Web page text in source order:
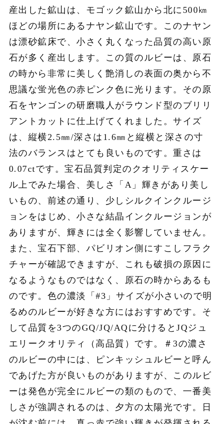
産出した鉱山は、モゴック鉱山から北に500㎞
ほどの場所にあるナヤン鉱山です。このナヤン
は漂砂鉱床で、小さく丸くなった品質の高い原
石が多く産出します。この質のルビーは、原石
の時から非常に美しく艶消しの表面の奥から不
思議な蛍光色の赤ピンク色に光ります。その原
石をヤンゴンの研磨職人がラウンド型のブリリ
アントカットに仕上げてくれました。サイズ
は、縦横2.5㎜/深さは1.6㎜と縦横と深さの寸
法のバランスはとても良いものです。重さは
0.07ctです。宝石品質判定のクオリティスケー
ル上でみた場合、美しさ「A」輝きがあり美し
いもの、前述の通り、少しシルクインクルージ
ョンをはじめ、小さな結晶インクルージョンが
ありますが、輝きには全く影響していません。
また、宝石下部、パビリオン側にすこしフラク
チャーが確認できますが、これも破損の原因に
なるようなものではなく、原石の時からあるも
のです。色の濃淡「#3」サイズが小さいので明
るめのルビーが好きな方にはおすすめです。そ
して品質を3つのGQ/JQ/AQに分けるとJQジュ
エリークオリティ（高品質）です。＃3の濃さ
のルビーの中には、ピンキッシュルビーと呼ん
であげた方が良いものがありますが、このルビ
ーは発色が完全にルビーの類のもので、一番美
しさが強調されるのは、夕方の太陽光です。日